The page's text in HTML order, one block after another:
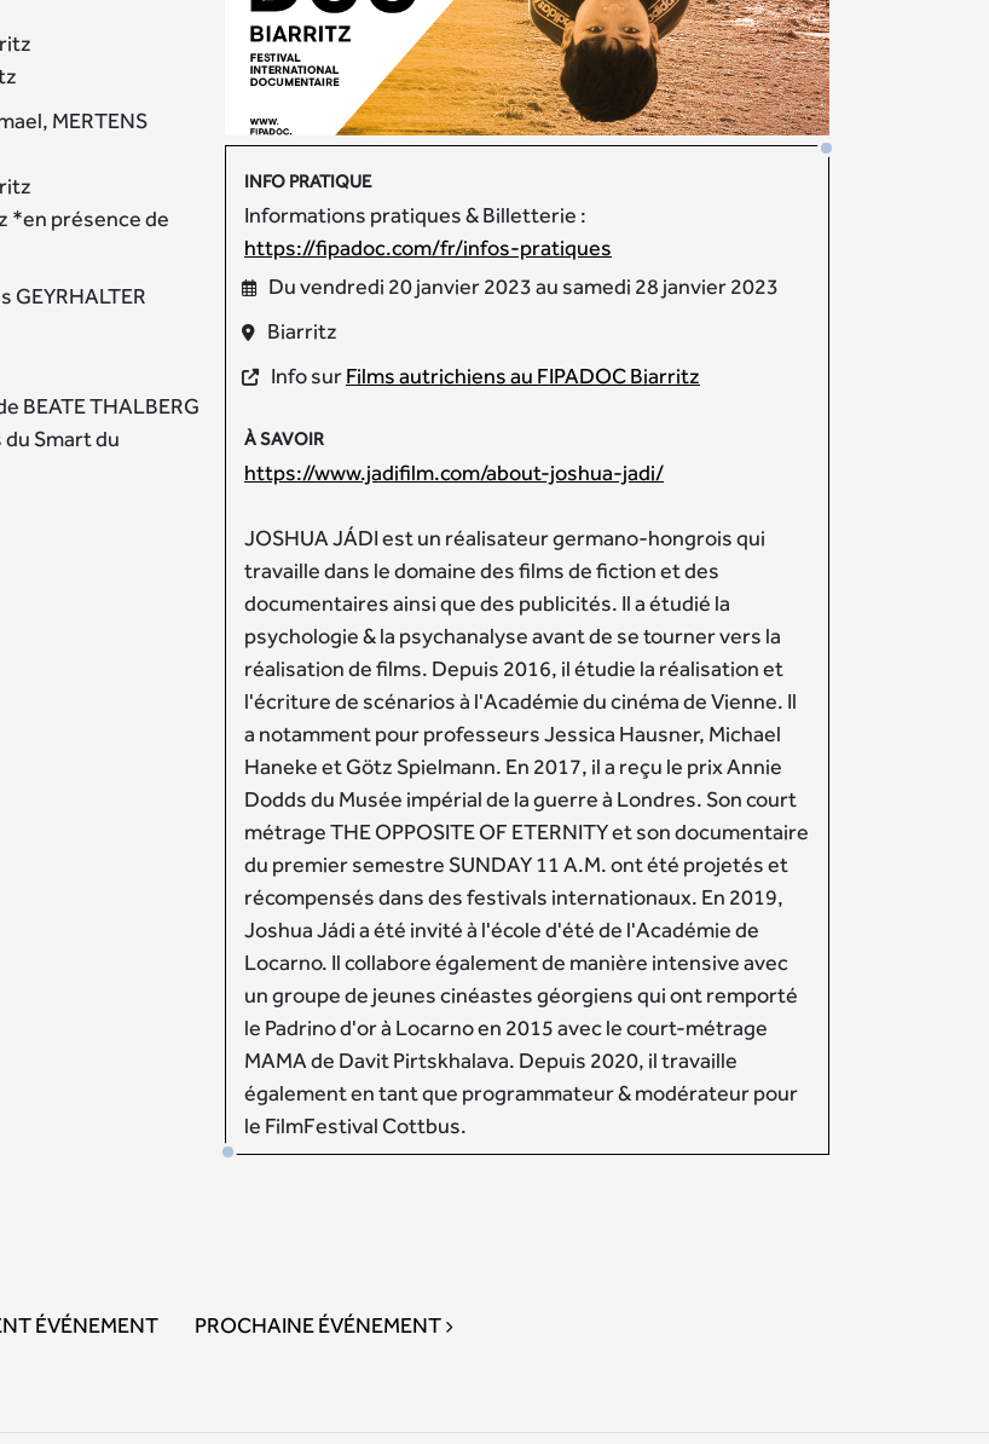
INFO PRATIQUE
Informations pratiques & Billetterie :
https://fipadoc.com/fr/infos-pratiques
Du vendredi 20 janvier 2023 au samedi 28 janvier 2023
Biarritz
Info surFilms autrichiens au FIPADOC Biarritz
À SAVOIR
https://www.jadifilm.com/about-joshua-jadi/
JOSHUA JÁDI est un réalisateur germano-hongrois qui
travaille dans le domaine des films de fiction et des
documentaires ainsi que des publicités. Il a étudié la
psychologie & la psychanalyse avant de se tourner vers la
réalisation de films. Depuis 2016, il étudie la réalisation et
l'écriture de scénarios à l'Académie du cinéma de Vienne. Il
a notamment pour professeurs Jessica Hausner, Michael
Haneke et Götz Spielmann. En 2017, il a reçu le prix Annie
Dodds du Musée impérial de la guerre à Londres. Son court
métrage THE OPPOSITE OF ETERNITY et son documentaire
du premier semestre SUNDAY 11 A.M. ont été projetés et
récompensés dans des festivals internationaux. En 2019,
Joshua Jádi a été invité à l'école d'été de l'Académie de
Locarno. Il collabore également de manière intensive avec
un groupe de jeunes cinéastes géorgiens qui ont remporté
le Padrino d'or à Locarno en 2015 avec le court-métrage
MAMA de Davit Pirtskhalava. Depuis 2020, il travaille
également en tant que programmateur & modérateur pour
le FilmFestival Cottbus.
MERTENS
*en présence de
GEYRHALTER
BEATE THALBERG
du Smart du
ÉVÉNEMENT PROCHAINE ÉVÉNEMENT